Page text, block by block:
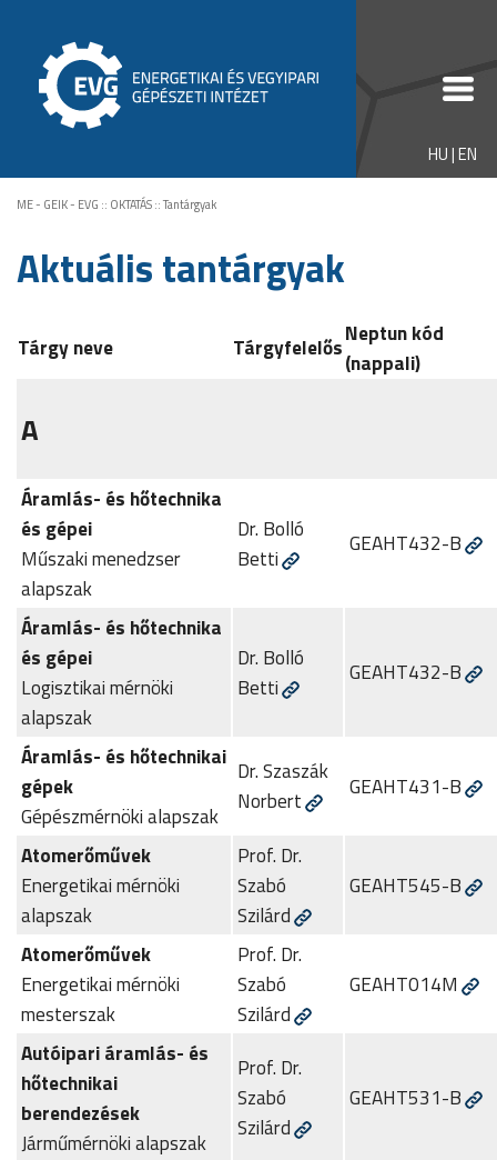
HU|EN
ME - GEIK - EVG :: OKTATÁS::Tantárgyak
Aktuális tantárgyak
Tárgy neve TárgyfelelősNeptun kód
(nappali)
A
Áramlás- és hőtechnika
és gépei
Műszaki menedzser
alapszak
Dr. Bolló
Betti
GEAHT432-B
Áramlás- és hőtechnika
és gépei
Logisztikai mérnöki
alapszak
Dr. Bolló
Betti
GEAHT432-B
Áramlás- és hőtechnikai
gépek
Gépészmérnöki alapszak
Dr. Szaszák
Norbert
GEAHT431-B
Atomerőművek
Energetikai mérnöki
alapszak
Prof. Dr.
Szabó
Szilárd
GEAHT545-B
Atomerőművek
Energetikai mérnöki
mesterszak
Prof. Dr.
Szabó
Szilárd
GEAHT014M
Autóipari áramlás- és
hőtechnikai
berendezések
Járműmérnöki alapszak
Prof. Dr.
Szabó
Szilárd
GEAHT531-B